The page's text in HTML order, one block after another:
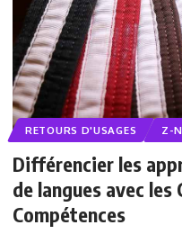
RETOURS D'USAGES Z-
Différencier les
de langues avec les
Compétences